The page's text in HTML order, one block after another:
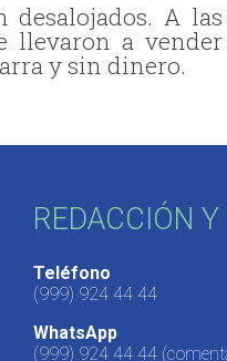
desalojados. A las
llevaron a vender
y sin dinero.
REDACCIÓN
Teléfono
(999) 924 44 44
WhatsApp
(999) 924 44 44